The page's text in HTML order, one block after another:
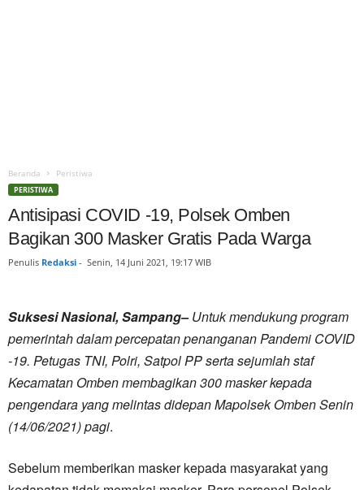
Beranda Peristiwa
PERISTIWA
Antisipasi COVID -19, Polsek Omben
Bagikan 300 Masker Gratis Pada Warga
Penulis Redaksi - Senin, 14 Juni 2021, 19:17 WIB
Suksesi Nasional, Sampang–Untuk mendukung program
pemerintah dalam percepatan penanganan Pandemi COVID
-19. Petugas TNI, Polri, Satpol PP serta sejumlah staf
Kecamatan Omben membagikan 300 masker kepada
pengendara yang melintas didepan Mapolsek Omben Senin
(14/06/2021) pagi.
Sebelum memberikan masker kepada masyarakat yang